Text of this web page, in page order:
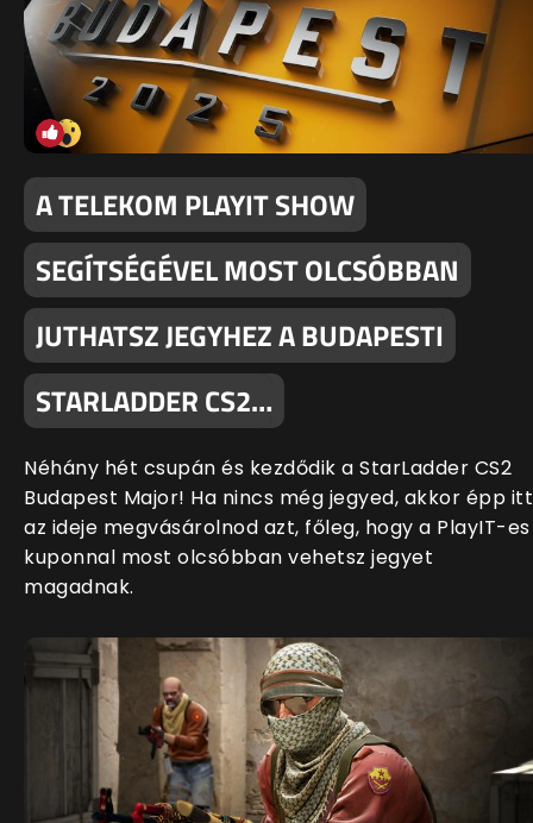
A TELEKOM PLAYIT SHOW
SEGÍTSÉGÉVEL MOST OLCSÓBBAN
JUTHATSZ JEGYHEZ A BUDAPESTI
STARLADDER CS2…
Néhány hét csupán és kezdődik a StarLadder CS2
Budapest Major! Ha nincs még jegyed, akkor épp itt
az ideje megvásárolnod azt, főleg, hogy a PlayIT-es
kuponnal most olcsóbban vehetsz jegyet
magadnak.